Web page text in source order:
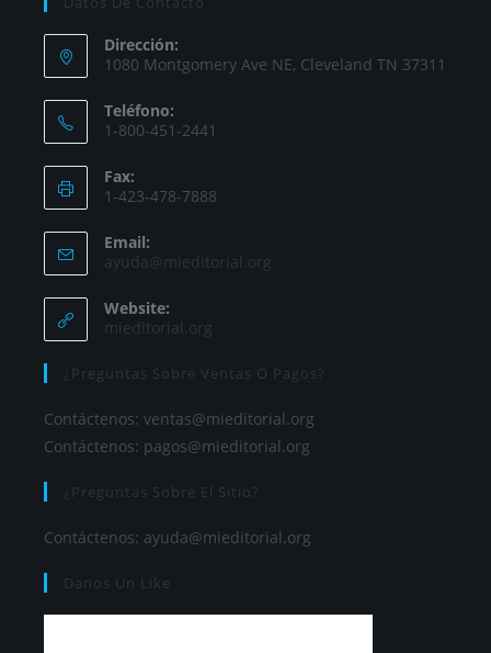
Dirección:
1080 Montgomery Ave NE, Cleveland TN 37311
Teléfono:
1-800-451-2441
Fax:
1-423-478-7888
Email:
ayuda@mieditorial.org
Website:
mieditorial.org
¿Preguntas Sobre Ventas O Pagos?
Contáctenos: ventas@mieditorial.org
Contáctenos: pagos@mieditorial.org
¿Preguntas Sobre El Sitio?
Contáctenos: ayuda@mieditorial.org
Danos Un Like